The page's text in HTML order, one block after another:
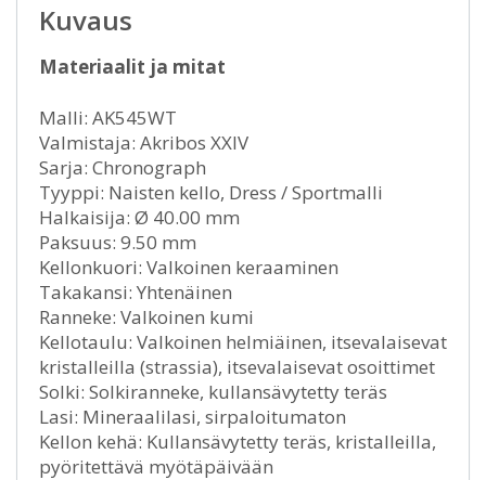
Kuvaus
Materiaalit ja mitat
Malli: AK545WT
Valmistaja: Akribos XXIV
Sarja: Chronograph
Tyyppi: Naisten kello, Dress / Sportmalli
Halkaisija: Ø 40.00 mm
Paksuus: 9.50 mm
Kellonkuori: Valkoinen keraaminen
Takakansi: Yhtenäinen
Ranneke: Valkoinen kumi
Kellotaulu: Valkoinen helmiäinen, itsevalaisevat
kristalleilla (strassia), itsevalaisevat osoittimet
Solki: Solkiranneke, kullansävytetty teräs
Lasi: Mineraalilasi, sirpaloitumaton
Kellon kehä: Kullansävytetty teräs, kristalleilla,
pyöritettävä myötäpäivään